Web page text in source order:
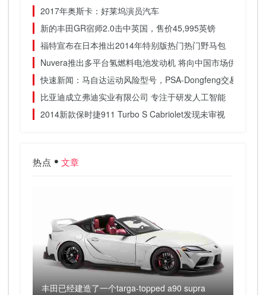
2017年奥斯卡：好莱坞演员汽车
新的丰田GR宿师2.0击中英国，售价45,995英镑
福特宣布在日本推出2014年特别版热门热门野马包
Nuvera推出多平台氢燃料电池发动机 将向中国市场供应
快速新闻：马自达运动风险型号，PSA-Dongfeng交易关闭
比亚迪成立弗迪实业有限公司 专注于研发人工智能
2014新款保时捷911 Turbo S Cabriolet发现未审视
热点 文章
丰田已经建造了一个targa-topped a90 supra